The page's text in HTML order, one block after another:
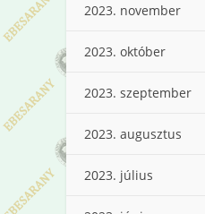
2023. november
2023. október
2023. szeptember
2023. augusztus
2023. július